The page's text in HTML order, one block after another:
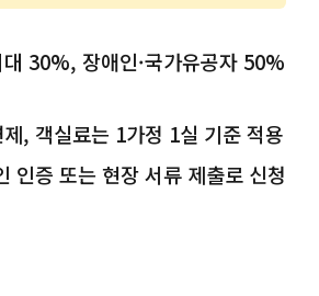
30%, 장애인·국가유공자 50%
, 객실료는 1가정 1실 기준 적용
인증 또는 현장 서류 제출로 신청